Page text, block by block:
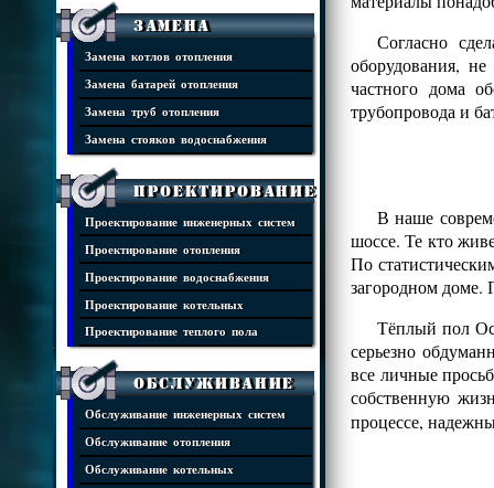
Замена
Замена котлов отопления
Замена батарей отопления
Замена труб отопления
Замена стояков водоснабжения
Проектирование
Проектирование инженерных систем
Проектирование отопления
Проектирование водоснабжения
Проектирование котельных
Проектирование теплого пола
Обслуживание
Обслуживание инженерных систем
Обслуживание отопления
Обслуживание котельных
Согласно
оборудования,
частного дома
трубопровода и
В наше
шоссе. Те кто
По
загородном доме.
Тёплый пол
серьезно
все личные
собственную
процессе,